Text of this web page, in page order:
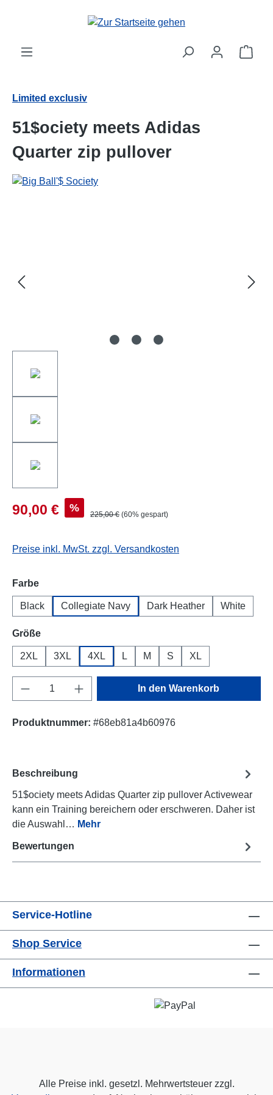
Limited exclusiv
51$ociety meets Adidas
Quarter zip pullover
90,00 € %
225,00 € (60% gespart)
Preise inkl. MwSt. zzgl. Versandkosten
Farbeauswählen
Black Collegiate Navy Dark Heather White
Größeauswählen
2XL 3XL 4XL L M S XL
Produkt Anzahl: Gib den gewünschten
In den Warenkorb
Produktnummer: #68eb81a4b60976
Beschreibung
51$ociety meets Adidas Quarter zip pullover Activewear
kann ein Training bereichern oder erschweren. Daher ist
die Auswahl… Mehr
Bewertungen
Service-Hotline
Shop Service
Informationen
Alle Preise inkl. gesetzl. Mehrwertsteuer zzgl.